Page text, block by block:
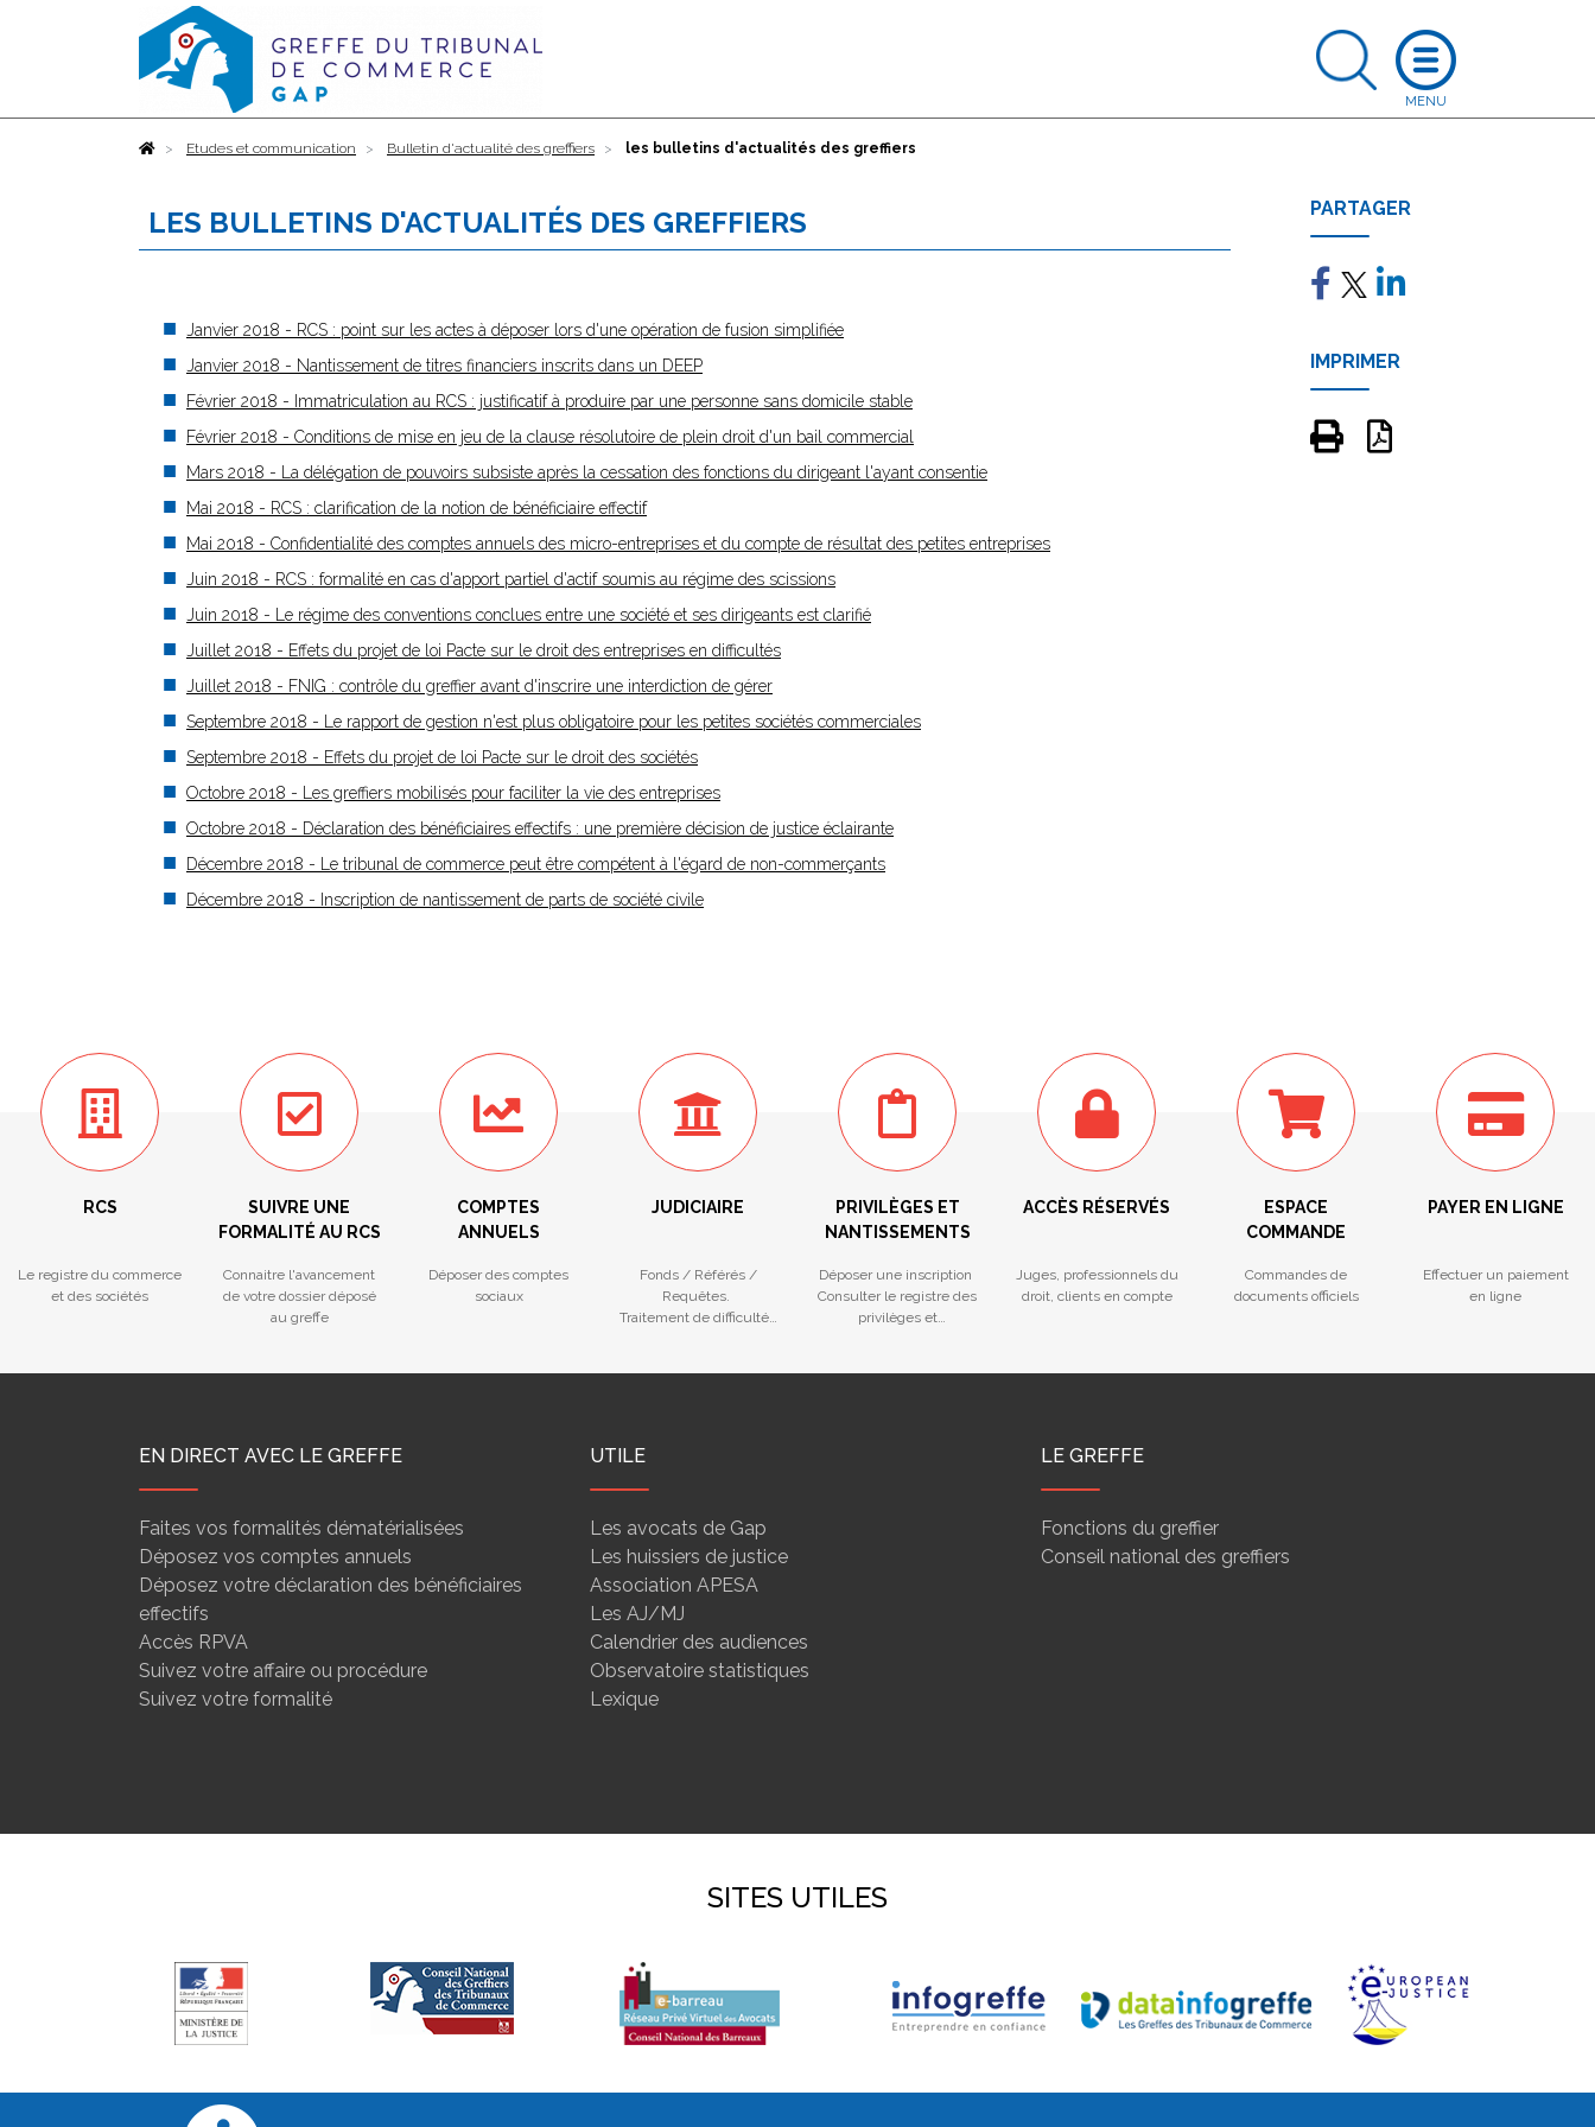
AccueilEtudes et communication Bulletin d'actualité des greffiers les bulletins d'actualités des greffiers
LES BULLETINS D'ACTUALITÉS DES GREFFIERS
Janvier 2018 - RCS : point sur les actes à déposer lors d'une opération de fusion simplifiée
Janvier 2018 - Nantissement de titres financiers inscrits dans un DEEP
Février 2018 - Immatriculation au RCS : justificatif à produire par une personne sans domicile stable
Février 2018 - Conditions de mise en jeu de la clause résolutoire de plein droit d'un bail commercial
Mars 2018 - La délégation de pouvoirs subsiste après la cessation des fonctions du dirigeant l'ayant consentie
Mai 2018 - RCS : clarification de la notion de bénéficiaire effectif
Mai 2018 - Confidentialité des comptes annuels des micro-entreprises et du compte de résultat des petites entreprises
Juin 2018 - RCS : formalité en cas d'apport partiel d'actif soumis au régime des scissions
Juin 2018 - Le régime des conventions conclues entre une société et ses dirigeants est clarifié
Juillet 2018 - Effets du projet de loi Pacte sur le droit des entreprises en difficultés
Juillet 2018 - FNIG : contrôle du greffier avant d'inscrire une interdiction de gérer
Septembre 2018 - Le rapport de gestion n'est plus obligatoire pour les petites sociétés commerciales
Septembre 2018 - Effets du projet de loi Pacte sur le droit des sociétés
Octobre 2018 - Les greffiers mobilisés pour faciliter la vie des entreprises
Octobre 2018 - Déclaration des bénéficiaires effectifs : une première décision de justice éclairante
Décembre 2018 - Le tribunal de commerce peut être compétent à l'égard de non-commerçants
Décembre 2018 - Inscription de nantissement de parts de société civile
PARTAGER
IMPRIMER
RCS
Le registre du commerce
et des sociétés
SUIVRE UNE
FORMALITÉ AU RCS
Connaitre l'avancement
de votre dossier déposé
au greffe
COMPTES
ANNUELS
Déposer des comptes
sociaux
JUDICIAIRE
Fonds / Référés /
Requêtes.
Traitement de difficultés
PRIVILÈGES ET
NANTISSEMENTS
Déposer une inscription
Consulter le registre des
privilèges et
ACCÈS RÉSERVÉS
Juges, professionnels du
droit, clients en compte
ESPACE
COMMANDE
Commandes de
documents officiels
PAYER EN LIGNE
Effectuer un paiement
en ligne
EN DIRECT AVEC LE GREFFE
Faites vos formalités dématérialisées
Déposez vos comptes annuels
Déposez votre déclaration des bénéficiaires
effectifs
Accès RPVA
Suivez votre affaire ou procédure
Suivez votre formalité
UTILE
Les avocats de Gap
Les huissiers de justice
Association APESA
Les AJ/MJ
Calendrier des audiences
Observatoire statistiques
Lexique
LE GREFFE
Fonctions du greffier
Conseil national des greffiers
SITES UTILES